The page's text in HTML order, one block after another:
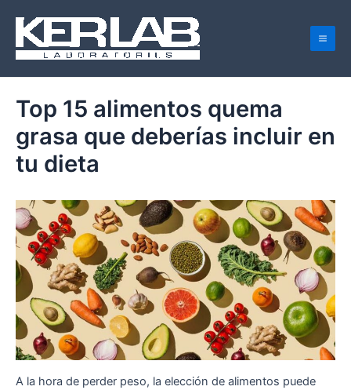
contenido
Top 15 alimentos quema
grasa que deberías incluir en
tu dieta
A la hora de perder peso, la elección de alimentos puede
de
entradas